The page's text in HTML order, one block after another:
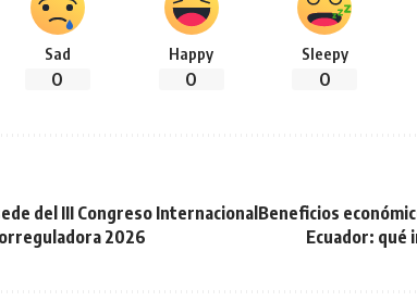
Sad
0
Happy
0
Sleepy
0
del III Congreso Internacional
2026
Beneficios
Ecuador: qué